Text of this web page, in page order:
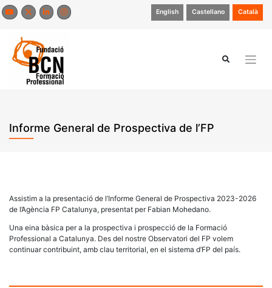
Skip
to
English Castellano Català
Informe General de Prospectiva de l’FP
Assistim a la presentació de l’Informe General de Prospectiva 2023-2026
de l’Agència FP Catalunya, presentat per Fabian Mohedano.
Una eina bàsica per a la prospectiva i prospecció de la Formació
Professional a Catalunya. Des del nostre Observatori del FP volem
continuar contribuint, amb clau territorial, en el sistema d’FP del país.